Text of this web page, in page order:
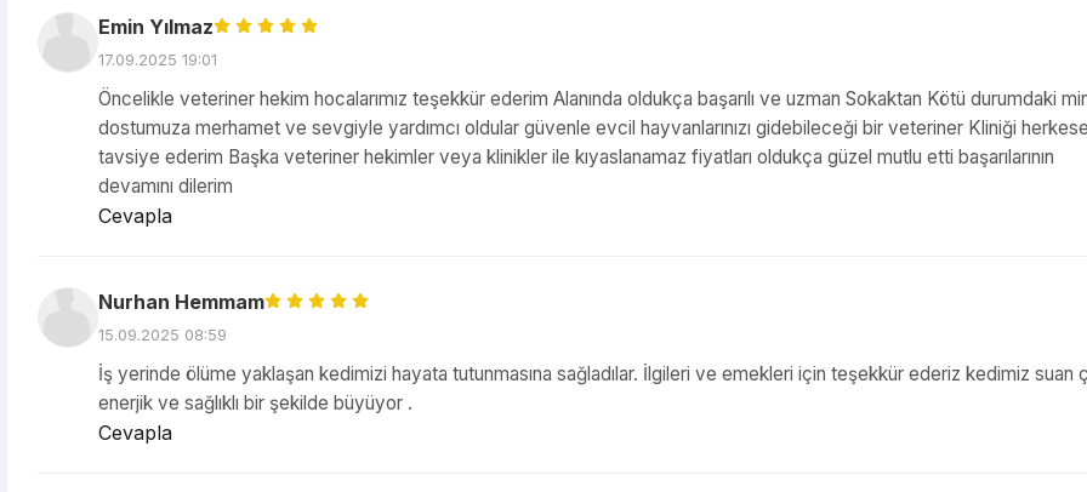
Emin Yılmaz
17.09.2025 19:01
Öncelikle veteriner hekim hocalarımız teşekkür ederim Alanında oldukça başarılı ve uzman Sokaktan Kötü durumdaki
dostumuza merhamet ve sevgiyle yardımcı oldular güvenle evcil hayvanlarınızı gidebileceği bir veteriner Kliniği herkese
tavsiye ederim Başka veteriner hekimler veya klinikler ile kıyaslanamaz fiyatları oldukça güzel mutlu etti başarılarının
devamını dilerim
Cevapla
Nurhan Hemmam
15.09.2025 08:59
İş yerinde ölüme yaklaşan kedimizi hayata tutunmasına sağladılar. İlgileri ve emekleri için teşekkür ederiz kedimiz suan
enerjik ve sağlıklı bir şekilde büyüyor .
Cevapla